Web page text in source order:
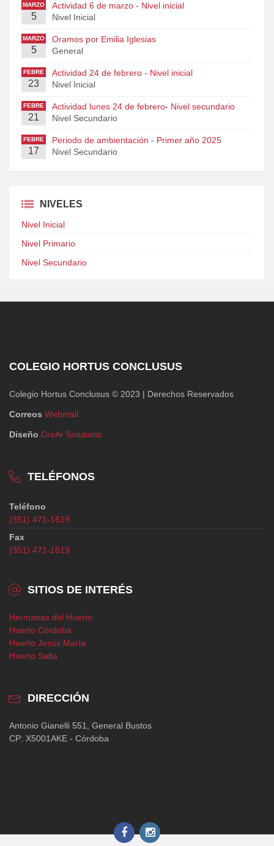
MARZO
5
Actividad 6 de marzo - Nivel inicial
Nivel Inicial
MARZO
5
Oramos por Emilia Iglesias
General
FEBRE
RO
23
Actividad 24 de febrero - Nivel inicial
Nivel Inicial
FEBRE
RO
21
Actividad lunes 24 de febrero- Nivel secundario
Nivel Secundario
FEBRE
RO
17
Periodo de ambientación - Primer año 2025
Nivel Secundario
NIVELES
Nivel Inicial
Nivel Primario
Nivel Secundario
COLEGIO HORTUS CONCLUSUS
Colegio Hortus Conclusus © 2023 | Derechos Reservados
Correos Webmail
Diseño CreAr Solutions
TELÉFONOS
Teléfono
(351) 471-1619
Fax
(351) 471-1619
SITIOS DE INTERÉS
Hermanas del Huerto
Huerto Córdoba
Huerto Jesús María
Huerto Salta
DIRECCIÓN
Antonio Gianelli 551, General Bustos
CP: X5001AKE - Córdoba